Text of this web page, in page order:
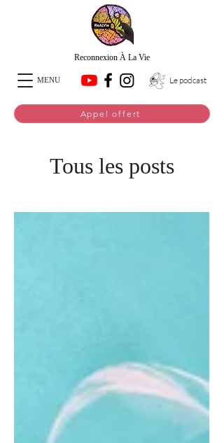
Reconnexion À La Vie
MENU Le podcast
Appel offert
Tous les posts